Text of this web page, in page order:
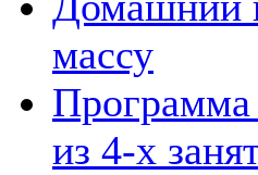
массу
Программа
из 4-х